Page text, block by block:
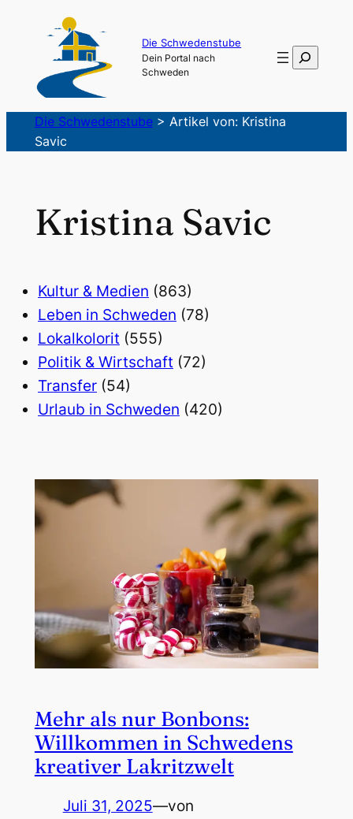
Die Schwedenstube
Dein Portal nach
Schweden
Suchen
Die Schwedenstube> Artikel von: Kristina
Savic
Kristina Savic
Kultur & Medien (863)
Leben in Schweden (78)
Lokalkolorit (555)
Politik & Wirtschaft (72)
Transfer (54)
Urlaub in Schweden (420)
Mehr als nur Bonbons:
Willkommen in Schwedens
kreativer Lakritzwelt
Juli 31, 2025—von